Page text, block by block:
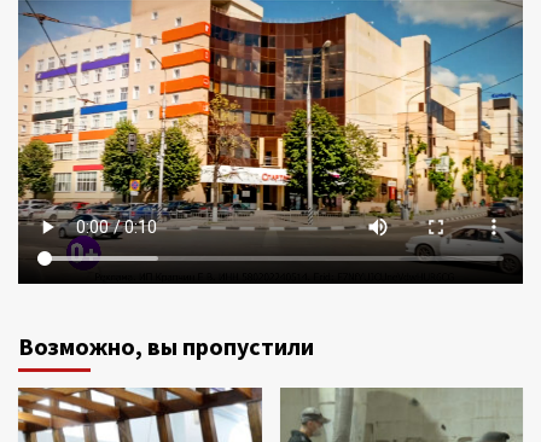
Возможно, вы пропустили